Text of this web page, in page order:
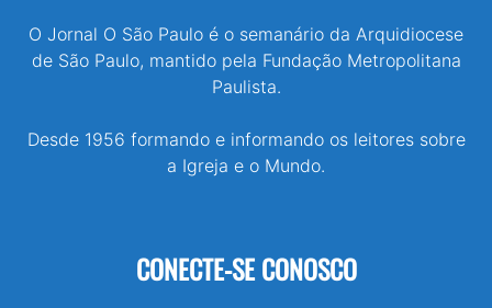
O Jornal O São Paulo é o semanário da Arquidiocese
de São Paulo, mantido pela Fundação Metropolitana
Paulista.
Desde 1956 formando e informando os leitores sobre
a Igreja e o Mundo.
CONECTE-SE CONOSCO